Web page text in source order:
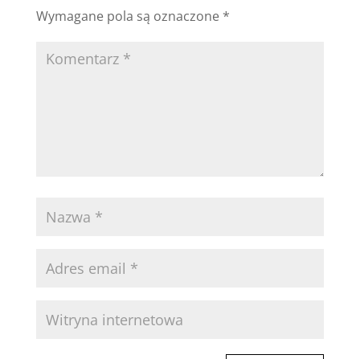
Wymagane pola są oznaczone *